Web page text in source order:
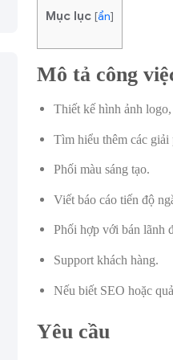
Mục lục [ẩn]
Mô tả công
Thiết kế hình ảnh
Tìm hiểu thêm các giải
Phối màu sáng tạo.
Viết báo cáo tiến độ
Phối hợp với bán lãnh
Support khách hàng.
Nếu biết SEO hoặc
Yêu cầu